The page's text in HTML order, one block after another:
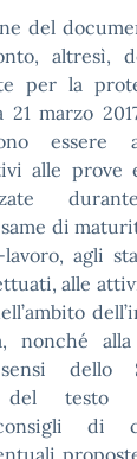
del
altresì,
per la
marzo
alle prove
di
lavoro, agli
alle
nonché
dello
del
di